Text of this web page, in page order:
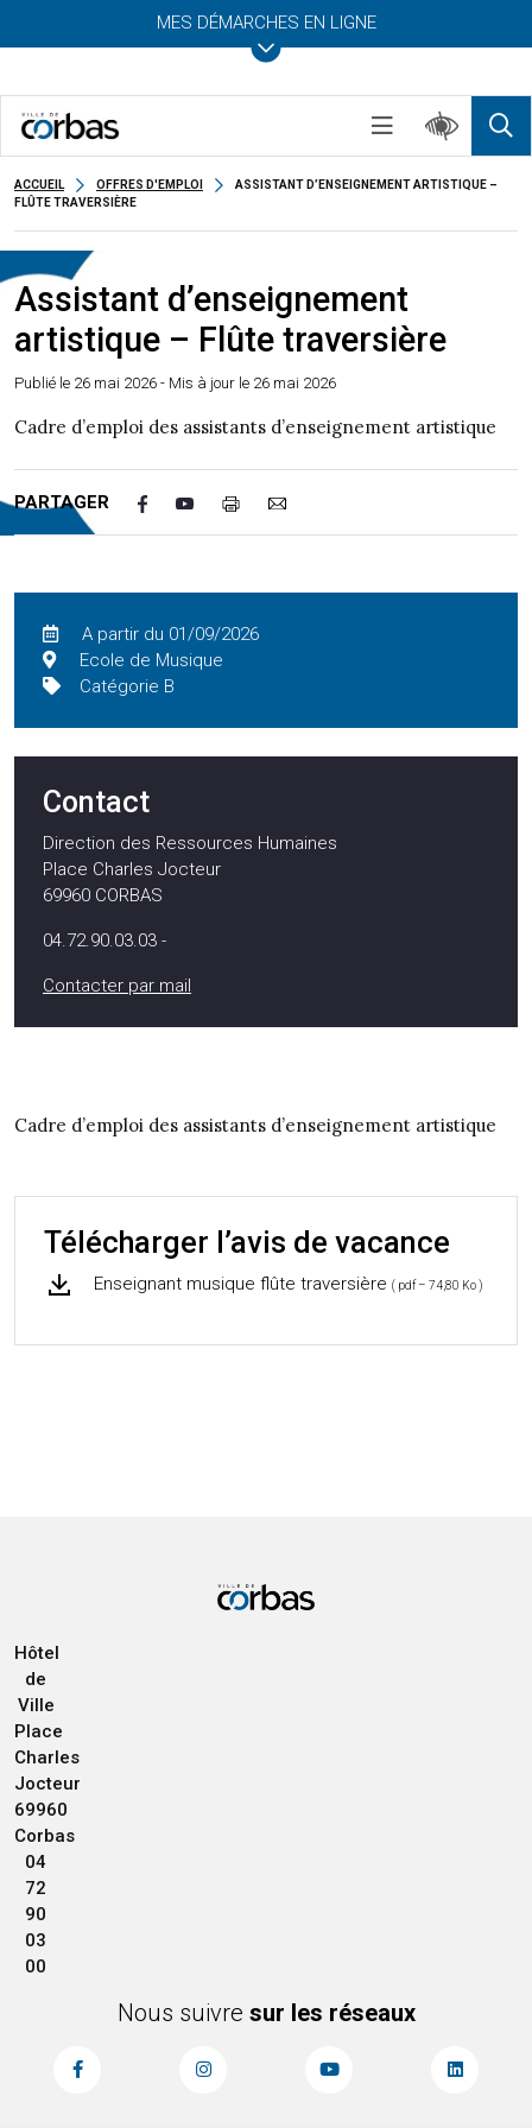
MES DÉMARCHES EN LIGNE
ACCUEIL OFFRES D'EMPLOI
ASSISTANT D’ENSEIGNEMENT ARTISTIQUE –
FLÛTE TRAVERSIÈRE
Assistant d’enseignement
artistique – Flûte traversière
Publié le 26 mai 2026 - Mis à jour le 26 mai 2026
Cadre d’emploi des assistants d’enseignement artistique
PARTAGER
A partir du 01/09/2026
Ecole de Musique
Catégorie B
Contact
Direction des Ressources Humaines
Place Charles Jocteur
69960 CORBAS
04.72.90.03.03 -
Contacter par mail
Cadre d’emploi des assistants d’enseignement artistique
Télécharger l’avis de vacance
Enseignant musique flûte traversière ( pdf – 74,80 Ko )
Hôtel
de
Ville
Place
Charles
Jocteur
69960
Corbas
04
72
90
03
00
Nous suivre sur les réseaux